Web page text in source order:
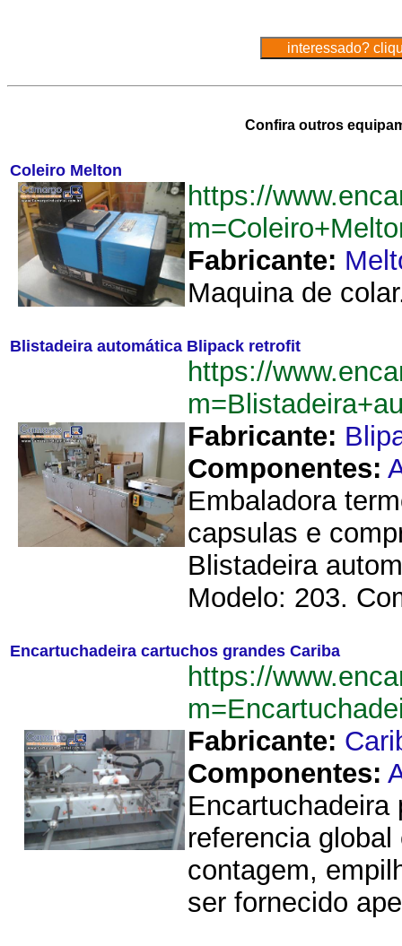
Confira outros
Coleiro Melton
https://
Fabricante:
Maquina de
Blistadeira automática Blipack retrofit
https://
Fabricante:
Componentes:
Embaladora
capsulas e
Blistadeira
Modelo: 203.
Encartuchadeira cartuchos grandes Cariba
https://
Fabricante:
Componentes:
Encartuchadeira
referencia
contagem,
ser fornecido